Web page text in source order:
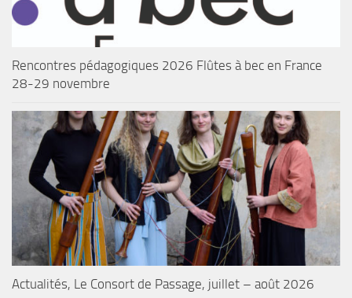
Rencontres pédagogiques 2026 Flûtes à bec en France
28-29 novembre
Actualités, Le Consort de Passage, juillet – août 2026